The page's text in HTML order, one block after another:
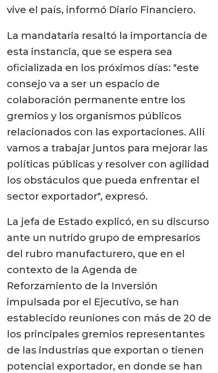
vive el país, informó Diario Financiero.
La mandataria resaltó la importancia de
esta instancia, que se espera sea
oficializada en los próximos días: "este
consejo va a ser un espacio de
colaboración permanente entre los
gremios y los organismos públicos
relacionados con las exportaciones. Allí
vamos a trabajar juntos para mejorar las
políticas públicas y resolver con agilidad
los obstáculos que pueda enfrentar el
sector exportador", expresó.
La jefa de Estado explicó, en su discurso
ante un nutrido grupo de empresarios
del rubro manufacturero, que en el
contexto de la Agenda de
Reforzamiento de la Inversión
impulsada por el Ejecutivo, se han
establecido reuniones con más de 20 de
los principales gremios representantes
de las industrias que exportan o tienen
potencial exportador, en donde se han